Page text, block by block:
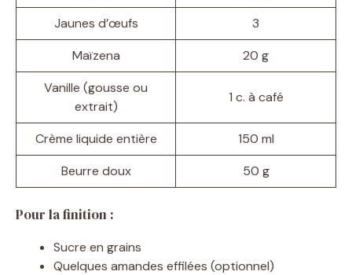
Jaunes d’œufs
3
Maïzena
20 g
Vanille (gousse ou
extrait)
1 c. à café
Crème liquide entière
150 ml
Beurre doux
50 g
Pour la finition :
Sucre en grains
Quelques amandes effilées (optionnel)